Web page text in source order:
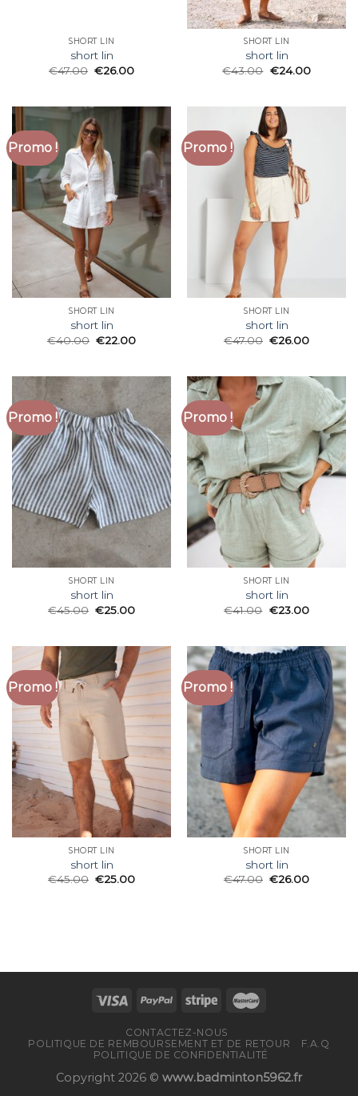
SHORT LIN
short lin
€47.00 €26.00
SHORT LIN
short lin
€43.00 €24.00
Promo !
SHORT LIN
short lin
€40.00 €22.00
Promo !
SHORT LIN
short lin
€47.00 €26.00
Promo !
SHORT LIN
short lin
€45.00 €25.00
Promo !
SHORT LIN
short lin
€41.00 €23.00
Promo !
SHORT LIN
short lin
€45.00 €25.00
Promo !
SHORT LIN
short lin
€47.00 €26.00
CONTACTEZ-NOUS
POLITIQUE DE REMBOURSEMENT ET DE RETOUR
F.A.Q
POLITIQUE DE CONFIDENTIALITÉ
Copyright 2026 © www.badminton5962.fr